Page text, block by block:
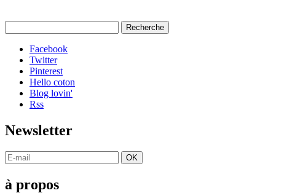
Facebook
Twitter
Pinterest
Hello coton
Blog lovin'
Rss
Newsletter
OK
à propos